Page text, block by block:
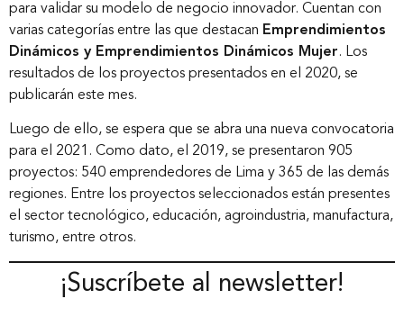
para validar su modelo de negocio innovador. Cuentan con
varias categorías entre las que destacan Emprendimientos
Dinámicos y Emprendimientos Dinámicos Mujer. Los
resultados de los proyectos presentados en el 2020, se
publicarán este mes.
Luego de ello, se espera que se abra una nueva convocatoria
para el 2021. Como dato, el 2019, se presentaron 905
proyectos: 540 emprendedores de Lima y 365 de las demás
regiones. Entre los proyectos seleccionados están presentes
el sector tecnológico, educación, agroindustria, manufactura,
turismo, entre otros.
¡Suscríbete al newsletter!